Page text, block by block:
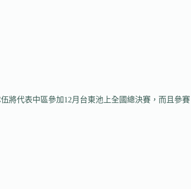
將代表中區參加12月台東池上全國總決賽，而且參賽